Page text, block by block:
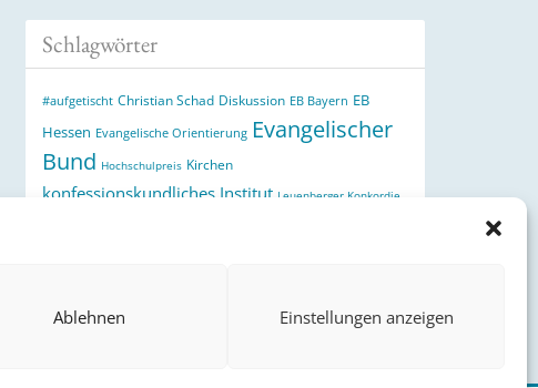
Ablehnen Einstellungen anzeigen
Schlagwörter
#aufgetischt Christian Schad Diskussion EB Bayern EB
Hessen Evangelische Orientierung Evangelischer
Bund Hochschulpreis Kirchen
konfessionskundliches Institut Leuenberger Konkordie